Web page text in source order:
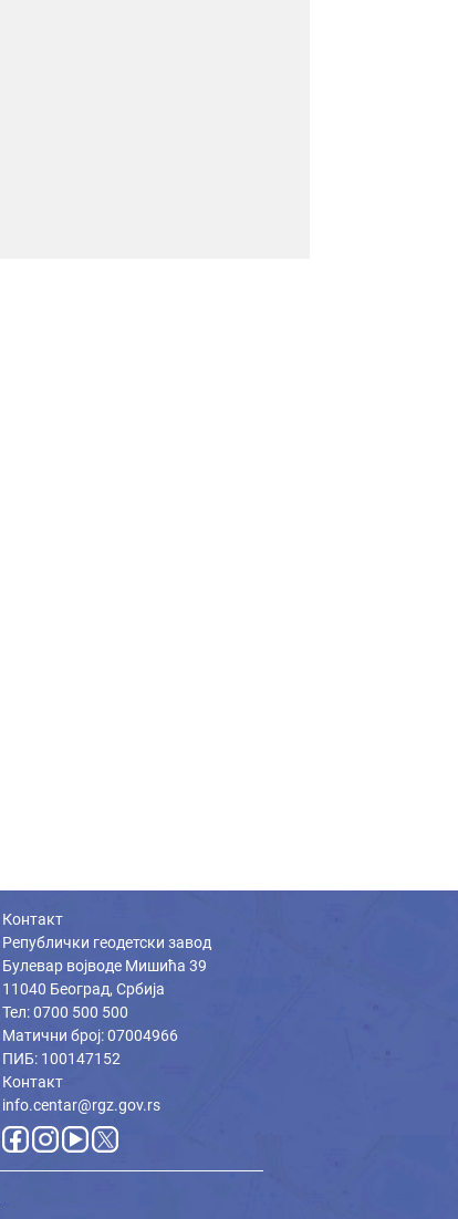
Контакт
Републички геодетски завод
Булевар војводе Мишића 39
11040 Београд, Србија
Тел: 0700 500 500
Матични број: 07004966
ПИБ: 100147152
Контакт
info.centar@rgz.gov.rs